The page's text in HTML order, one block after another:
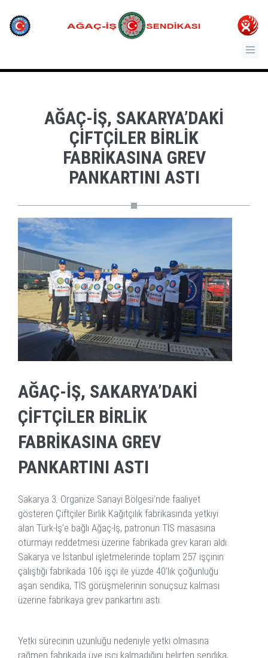
AĞAÇ-İŞ, SAKARYA’DAKI
ÇIFTÇILER BIRLIK
FABRIKASINA GREV
PANKARTINI ASTI
AĞAÇ-İŞ, SAKARYA’DAKI
ÇIFTÇILER BIRLIK
FABRIKASINA GREV
PANKARTINI ASTI
Sakarya 3. Organize Sanayi Bölgesi’nde faaliyet
gösteren Çiftçiler Birlik Kağıtçılık fabrikasında yetkiyi
alan Türk-İş’e bağlı Ağaç-İş, patronun TİS masasına
oturmayı reddetmesi üzerine fabrikada grev kararı aldı.
Sakarya ve İstanbul işletmelerinde toplam 257 işçinin
çalıştığı fabrikada 106 işçi ile yüzde 40’lık çoğunluğu
aşan sendika, TİS görüşmelerinin sonuçsuz kalması
üzerine fabrikaya grev pankartını astı.
Yetki sürecinin uzunluğu nedeniyle yetki olmasına
rağmen fabrikada üye işçi kalmadığını belirten sendika,